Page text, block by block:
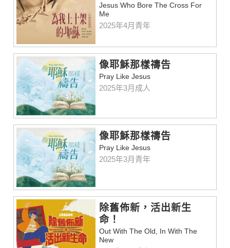
Jesus Who Bore The Cross For
Me
2025年4月青年
像耶穌那樣禱告
Pray Like Jesus
2025年3月成人
像耶穌那樣禱告
Pray Like Jesus
2025年3月青年
除舊佈新，活出新生
命！
Out With The Old, In With The
New